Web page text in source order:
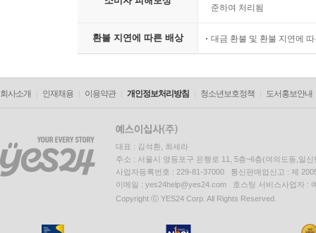
준하여 처리됨
환불 지연에 따른 배상 대금 환불 및 환불 지연에
회사소개 인재채용 이용약관 개인정보처리방침 청소년보호정책 도서홍보안내
대표 : 김석환, 최세라
주소 : 서울시 영등포구 은행로 11, 5층~6층(여의도동,일신
사업자등록번호 : 229-81-37000 통신판매업신고 : 제
이메일 : yes24help@yes24.com 호스팅 서비스사업자 :
Copyright ⓒ YES24 Corp. All Rights Reserved.